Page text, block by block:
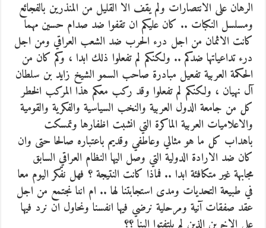
الرهان على الانتصارات ولم يقف الا القليل من المنذرين بالفجائع
ومسلسل النكبات .. كان عليكم ان تقفوا ضد صدام حسين مهما
كانت الاثمان من اجل درء الحرب ضد الشعب العراقي ومن اجل
درء تداعياتها ضدكم .. ولكنكم لم تفعلوا ذلك ابدا ، وكم كان من
الحكمة العربية تفعيل مبادرة صاحب السمو الشيخ زايد بن سلطان
آل نهيان ، ولكنكم لم تفعلوا وقد ركب معكم هذا المركب الخطر
كل من جامعة الدول العربية والنخب السياسية والفكرية والقومية
والاعلاميات العربية الماكرة التي انشبت اظفارها وتمسكت
باهداب كل ما هو مثالي وعاطفي وقديم باعتباره صالحا حتى وان
كان ضد الارادة الدولية التي وصل اليها النظام العراقي السابق
مجابهة غير متكافئة ابدا .. فماذا كانت النتيجة ؟ فهل نفّكر اليوم معا
في طبيعة التحديات ومدى استجابتنا لها .. ام اننا نجتمع من اجل
عقد صفقات آنية ومرحلية نرضي فيها انفسنا ونحاول ان نرد فيها